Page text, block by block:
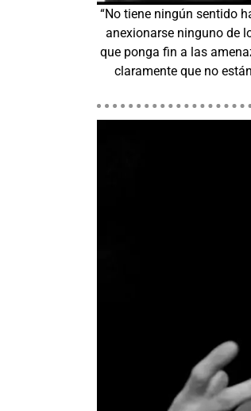
“No tiene ningún sentido
anexionarse ninguno de
que ponga fin a las
claramente que no